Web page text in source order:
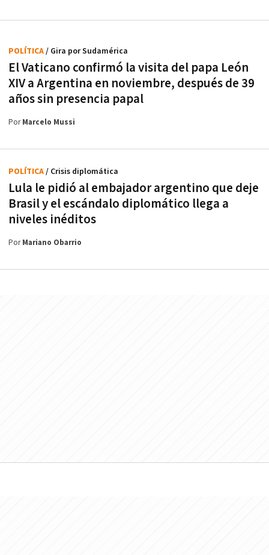
El Vaticano confirmó la visita del papa León
XIV a Argentina en noviembre, después de 39
años sin presencia papal
POLÍTICA/ Gira por Sudamérica
PorMarcelo Mussi
Lula le pidió al embajador argentino que deje
Brasil y el escándalo diplomático llega a
niveles inéditos
POLÍTICA/ Crisis diplomática
PorMariano Obarrio